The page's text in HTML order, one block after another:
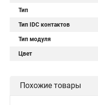
Тип
Тип IDC контактов
Тип модуля
Цвет
Похожие товары